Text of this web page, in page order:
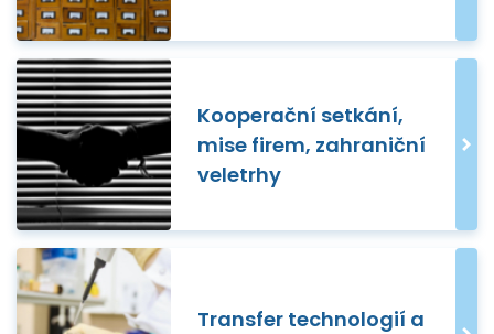
Kooperační setkání,
mise firem, zahraniční
veletrhy
Transfer technologií a